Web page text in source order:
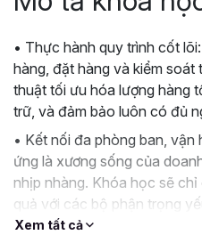
• Thực hành quy trình cốt
hàng, đặt hàng và kiểm
thuật tối ưu hóa lượng hàng
trữ, và đảm bảo luôn có đủ
• Kết nối đa phòng ban, vận
ứng là xương sống của
nhịp nhàng. Khóa học sẽ
quả với các bộ phận trọng
Kho và Vận hành để tạo nên
Xem tất cả